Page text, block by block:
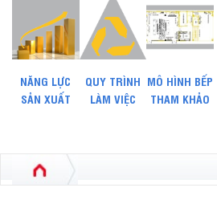
NĂNG LỰC
SẢN XUẤT
QUY TRÌNH
LÀM VIỆC
MÔ HÌNH BẾP
THAM KHẢO